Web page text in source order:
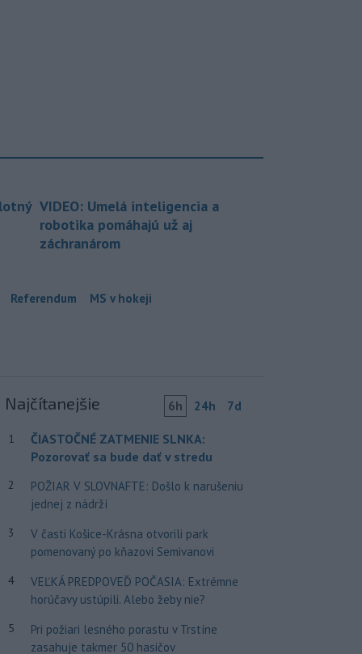
VIDEO: Umelá inteligencia a
robotika pomáhajú už aj
záchranárom
Referendum MS v hokeji
Najčítanejšie 6h 24h 7d
1
ČIASTOČNÉ ZATMENIE SLNKA:
Pozorovať sa bude dať v stredu
2
POŽIAR V SLOVNAFTE: Došlo k narušeniu
jednej z nádrží
3
V časti Košice-Krásna otvorili park
pomenovaný po kňazovi Semivanovi
4
VEĽKÁ PREDPOVEĎ POČASIA: Extrémne
horúčavy ustúpili. Alebo žeby nie?
5
Pri požiari lesného porastu v Trstíne
zasahuje takmer 50 hasičov